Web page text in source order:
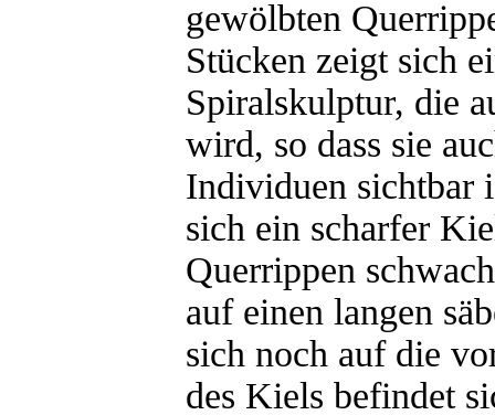
gewölbten
Stücken zeigt sich
Spiralskulptur, die
wird, so dass sie
Individuen sichtbar
sich ein scharfer
Querrippen
auf einen langen
sich noch auf die
des Kiels befindet